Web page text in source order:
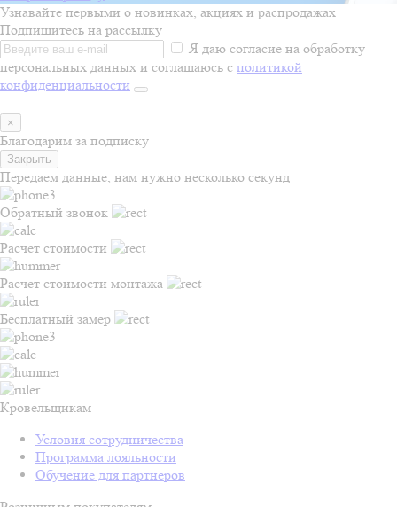
Узнавайте первыми о новинках, акциях и распродажах
Подпишитесь на рассылку
Я даю согласие на обработку
персональных данных и соглашаюсь с политикой
конфиденциальности
×
Благодарим за подписку
Закрыть
Передаем данные, нам нужно несколько секунд
Обратный звонок
Расчет стоимости
Расчет стоимости монтажа
Бесплатный замер
Кровельщикам
Условия сотрудничества
Программа лояльности
Обучение для партнёров